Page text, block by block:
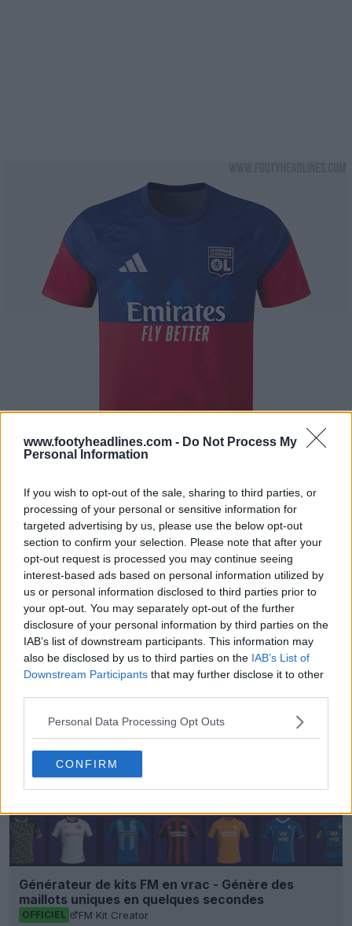
www.footyheadlines.com - Do Not Process My
Personal Information
If you wish to opt-out of the sale, sharing to third parties, or
processing of your personal or sensitive information for
targeted advertising by us, please use the below opt-out
section to confirm your selection. Please note that after your
opt-out request is processed you may continue seeing
interest-based ads based on personal information utilized by
us or personal information disclosed to third parties prior to
your opt-out. You may separately opt-out of the further
disclosure of your personal information by third parties on the
IAB’s list of downstream participants. This information may
also be disclosed by us to third parties on the IAB’s List of
Downstream Participants that may further disclose it to other
Personal Data Processing Opt Outs
CONFIRM
Tu aimes le design héraldique du maillot pre-match de
Lyon 26-27 ? Laisse un commentaire ci-dessous.
Afficher les commentaires
adidas Maillots Ligue 1 Lyon
Pre-Match
Partager
Générateur de kits FM en vrac - Génère des
maillots uniques en quelques secondes
OFFICIEL FM Kit Creator